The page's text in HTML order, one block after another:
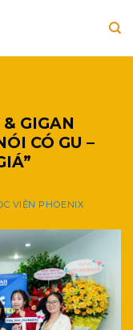
GIGAN
CÓ GU –
VIỆN PHOENIX